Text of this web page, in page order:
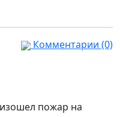
Комментарии (0)
пожар на